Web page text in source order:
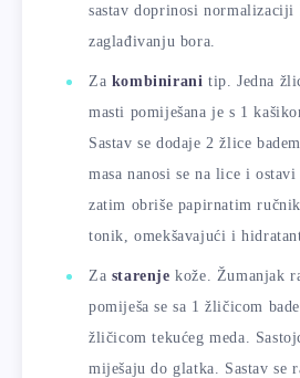
sastav doprinosi
zaglađivanju bora.
Za kombinirani tip. Jedna
masti pomiješana je s 1
Sastav se dodaje 2 žlice
masa nanosi se na lice i
zatim obriše papirnatim
tonik, omekšavajući i
Za starenje kože. Žumanjak
pomiješa se sa 1 žličicom
žličicom tekućeg meda.
miješaju do glatka. Sastav se